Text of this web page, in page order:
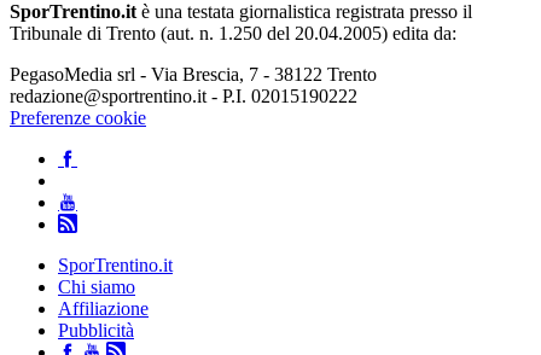
SporTrentino.it è una testata giornalistica registrata presso il
Tribunale di Trento (aut. n. 1.250 del 20.04.2005) edita da:
PegasoMedia srl - Via Brescia, 7 - 38122 Trento
redazione@sportrentino.it - P.I. 02015190222
Preferenze cookie
SporTrentino.it
Chi siamo
Affiliazione
Pubblicità